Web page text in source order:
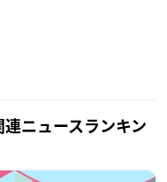
ニュースランキン